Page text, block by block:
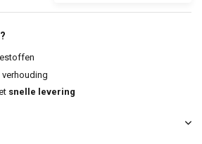
snelle levering